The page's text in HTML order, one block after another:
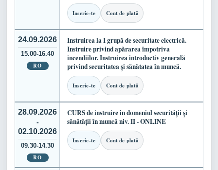
Inscrie-te Cont de plată
24.09.2026
15.00-16.40
RO
Instruirea la I grupă de securitate electrică.
Instruire privind apărarea împotriva
incendiilor. Instruirea introductiv generală
privind securitatea și sănătatea în muncă.
Inscrie-te Cont de plată
28.09.2026
-
02.10.2026
09.30-14.30
RO
CURS de instruire în domeniul securității și
sănătății în muncă niv. II - ONLINE
Inscrie-te Cont de plată